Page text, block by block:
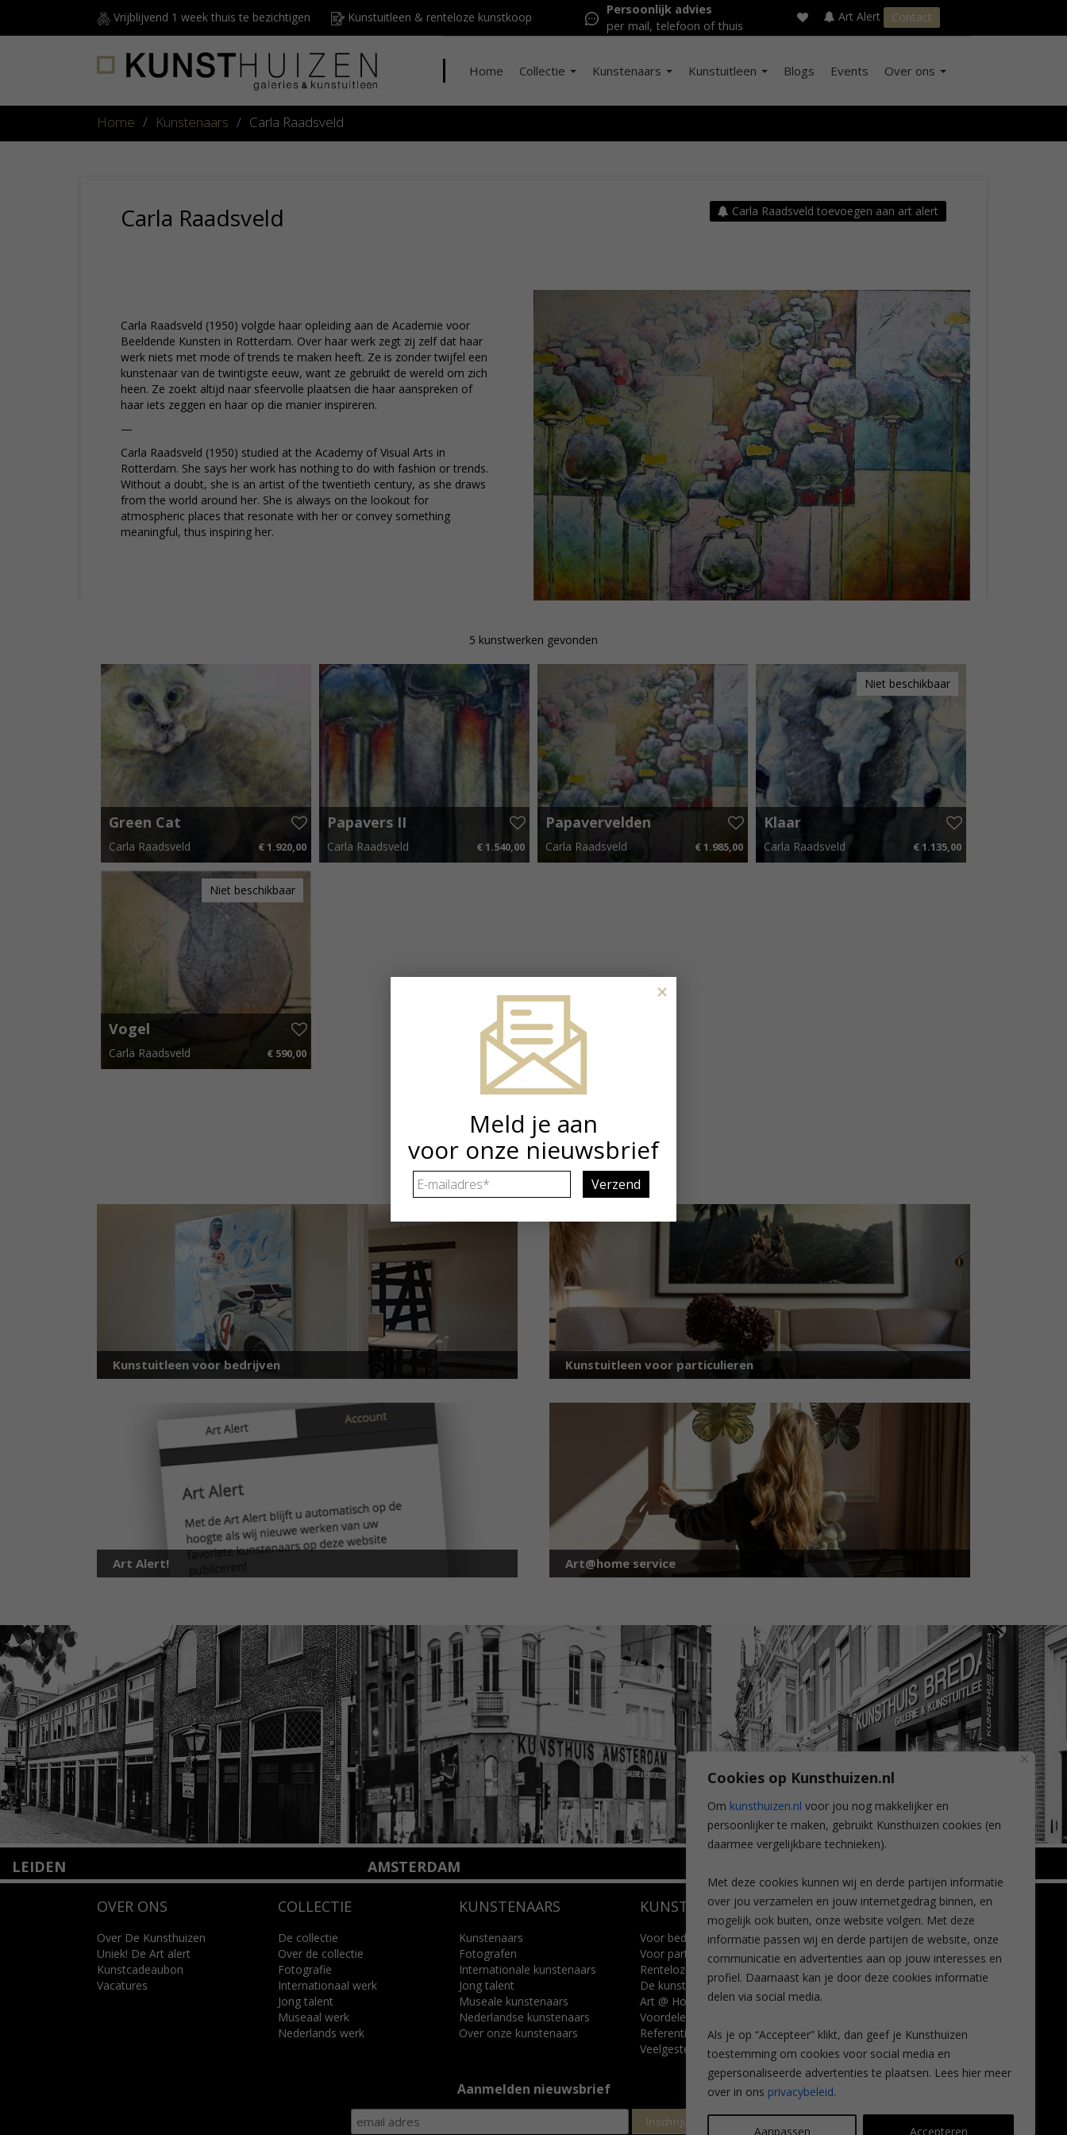
Cookies op Kunsthuizen.nl
Om kunsthuizen.nl voor jou nog makkelijker en
persoonlijker te maken, gebruikt Kunsthuizen cookies (en
daarmee vergelijkbare technieken).
Met deze cookies kunnen wij en derde partijen informatie
over jou verzamelen en jouw internetgedrag binnen, en
mogelijk ook buiten, onze website volgen. Met deze
informatie passen wij en derde partijen de website, onze
communicatie en advertenties aan op jouw interesses en
profiel. Daarnaast kan je door deze cookies informatie
delen via social media.
Als je op “Accepteer” klikt, dan geef je Kunsthuizen
toestemming om cookies voor social media en
gepersonaliseerde advertenties te plaatsen. Lees hier meer
over in ons privacybeleid.
Aanpassen Accepteren
Vrijblijvend 1 week thuis te bezichtigen Kunstuitleen & renteloze kunstkoop
Persoonlijk advies
per mail, telefoon of thuis
Art Alert Contact
Home Collectie Kunstenaars Kunstuitleen Blogs Events Over ons
Home / Kunstenaars / Carla Raadsveld
Carla Raadsveld toevoegen aan art alert
Carla Raadsveld
Carla Raadsveld (1950) volgde haar opleiding aan de Academie voor
Beeldende Kunsten in Rotterdam. Over haar werk zegt zij zelf dat haar
werk niets met mode of trends te maken heeft. Ze is zonder twijfel een
kunstenaar van de twintigste eeuw, want ze gebruikt de wereld om zich
heen. Ze zoekt altijd naar sfeervolle plaatsen die haar aanspreken of
haar iets zeggen en haar op die manier inspireren.
—
Carla Raadsveld (1950) studied at the Academy of Visual Arts in
Rotterdam. She says her work has nothing to do with fashion or trends.
Without a doubt, she is an artist of the twentieth century, as she draws
from the world around her. She is always on the lookout for
atmospheric places that resonate with her or convey something
meaningful, thus inspiring her.
5 kunstwerken gevonden
Green Cat
Carla Raadsveld € 1.920,00
90 cm x 120 cm € 28,80 p.m.
Papavers II
Carla Raadsveld € 1.540,00
Papavervelden
Carla Raadsveld € 1.985,00
Niet beschikbaar
Klaar
Carla Raadsveld € 1.135,00
Niet beschikbaar
Vogel
Carla Raadsveld € 590,00
Kunstuitleen voor bedrijven Kunstuitleen voor particulieren
Art Alert! Art@home service
LEIDEN
info@kunsthuisleiden.nl
AMSTERDAM
1075 VX Amsterdam
info@kunsthuisamsterdam.nl
Lees meer
Wilhelminastraat 11
4818 SB Breda
+31 (0)76 5221309
info@kunsthuisbreda.nl
Lees meer
OVER ONS
Over De Kunsthuizen
Uniek! De Art alert
Kunstcadeaubon
Vacatures
COLLECTIE
De collectie
Over de collectie
Fotografie
Internationaal werk
Jong talent
Museaal werk
Nederlands werk
KUNSTENAARS
Kunstenaars
Fotografen
Internationale kunstenaars
Jong talent
Museale kunstenaars
Nederlandse kunstenaars
Over onze kunstenaars
KUNSTUITLEEN
Voor bedrijven
Voor particulieren
Renteloze kunstkoop
De kunstcadeaubon
Art @ Home service
Voordelen
Referenties
Veelgestelde vragen
CONTACT
Contact
Leiden
Amsterdam
Breda
Favorieten
Aanmelden nieuwsbrief
Meld je aan
voor onze nieuwsbrief
E-
mailadres *
×